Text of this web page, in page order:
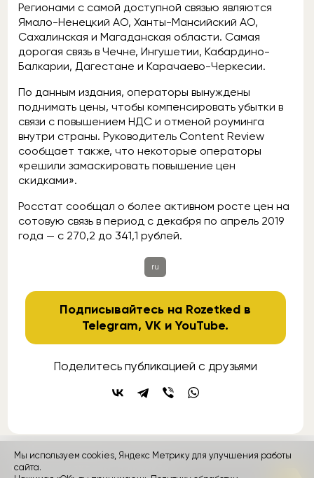
Регионами с самой доступной связью являются
Ямало-Ненецкий АО, Ханты-Мансийский АО,
Сахалинская и Магаданская области. Самая
дорогая связь в Чечне, Ингушетии, Кабардино-
Балкарии, Дагестане и Карачаево-Черкесии.
По данным издания, операторы вынуждены
поднимать цены, чтобы компенсировать убытки в
связи с повышением НДС и отменой роуминга
внутри страны. Руководитель Content Review
сообщает также, что некоторые операторы
«решили замаскировать повышение цен
скидками».
Росстат сообщал о более активном росте цен на
сотовую связь в период с декабря по апрель 2019
года — с 270,2 до 341,1 рублей.
ru
Подписывайтесь на Rozetked в
Telegram,VK иYouTube.
Поделитесь публикацией с друзьями
контакты
Мы используем cookies, Яндекс Метрику для улучшения работы
сайта.